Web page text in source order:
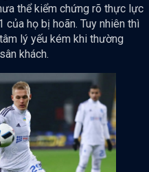
thể kiểm chứng rõ thực lực
họ bị hoãn. Tuy nhiên thì
lý yếu kém khi thường
khách.